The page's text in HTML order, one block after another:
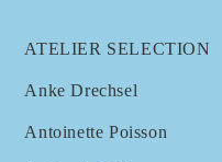
ATELIER SELECTION
Anke Drechsel
Antoinette Poisson